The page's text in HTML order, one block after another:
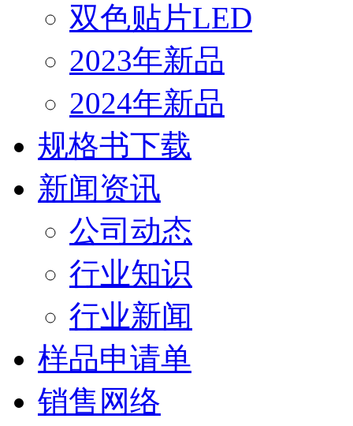
双色贴片LED
2023年新品
2024年新品
规格书下载
新闻资讯
公司动态
行业知识
行业新闻
样品申请单
销售网络